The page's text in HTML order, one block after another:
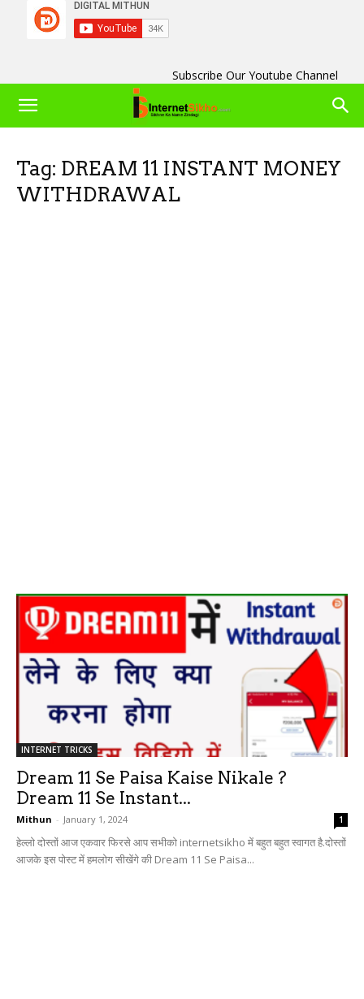
Subscribe Our Youtube Channel
Tag: DREAM 11 INSTANT MONEY
WITHDRAWAL
INTERNET TRICKS
Dream 11 Se Paisa Kaise Nikale ?
Dream 11 Se Instant...
Mithun - January 1, 2024 1
हेल्लो दोस्तों आज एकवार फिरसे आप सभीको internetsikho में बहुत बहुत स्वागत है.दोस्तों
आजके इस पोस्ट में हमलोग सीखेंगे की Dream 11 Se Paisa...